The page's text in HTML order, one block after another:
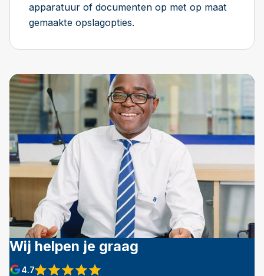
apparatuur of documenten op met op maat
gemaakte opslagopties.
Wij helpen je graag
4.7